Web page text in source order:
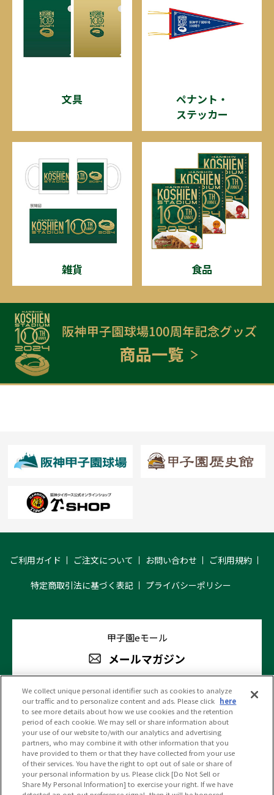
文具
ペナント・
ステッカー
雑貨 食品
ご利用ガイド ご注文について お問い合わせ ご利用規約
特定商取引法に基づく表記 プライバシーポリシー
甲子園eモール
メールマガジン
阪神甲子園球場 公式SNS
(c)HANSHIN KOSHIEN STADIUM All Rights Reserved.
We collect unique personal identifier such as cookies to analyze
our traffic and to personalize content and ads. Please click here
to see more details about how we use cookies and the retention
period of each cookie. We may sell or share information about
your use of our website to/with our analytics and advertising
partners, who may combine it with other information that you
have provided to them or that they have collected from your use
of their services. You have the right to opt out of sale or share of
your personal information by us. Please click [Do Not Sell or
Share My Personal Information] to exercise your right. If we have